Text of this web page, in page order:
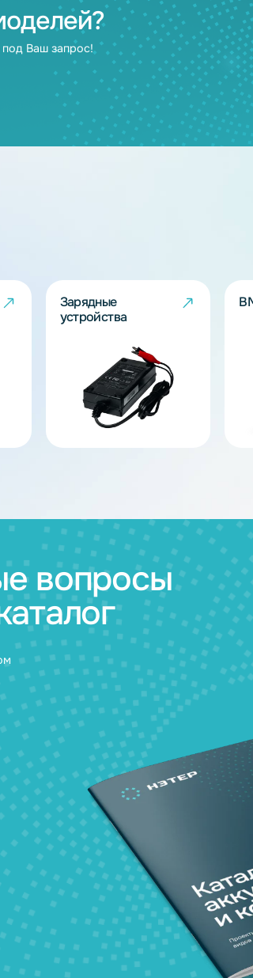
В наличии
LiFePO4 200Ah 24V
(LFP8-25.6_200-180MS)
200
НЭТЕР
48
моделей?
Зарядные
устройства
вопросы
каталог
и
в одном